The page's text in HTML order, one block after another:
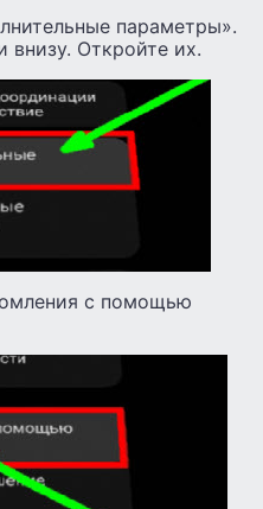
параметры».
внизу. Откройте их.
с помощью